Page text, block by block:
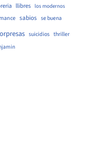
llibres los modernos
sabios se buena
suicidios thriller